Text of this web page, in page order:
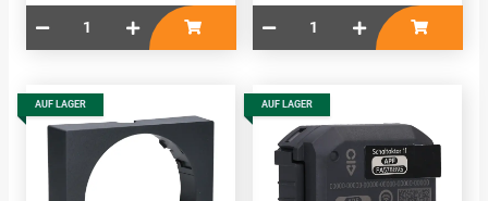
AUF LAGER AUF LAGER